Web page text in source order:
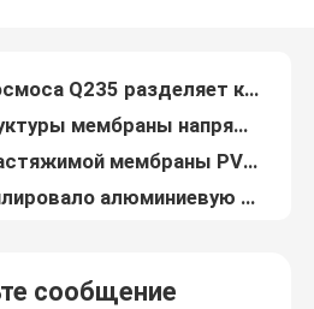
S355JR провентилировало алюминиевую плиту марганца магния ненесущей стены 50mm 960mm
сообщение